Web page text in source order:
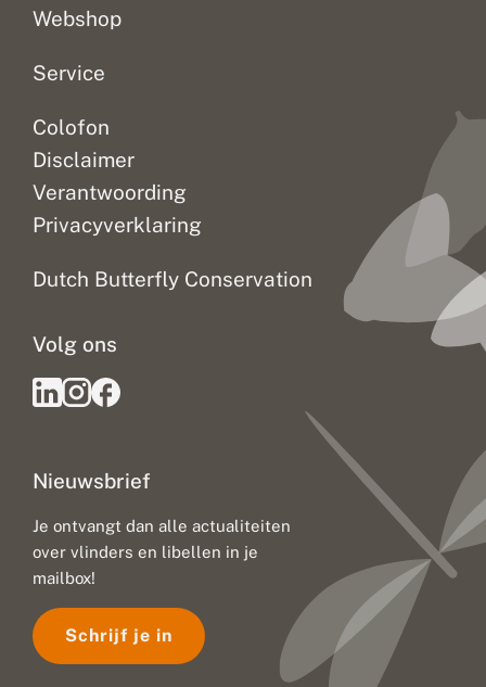
Webshop
Service
Colofon
Disclaimer
Verantwoording
Privacyverklaring
Dutch Butterfly Conservation
Nieuwsbrief
Je ontvangt dan alle actualiteiten
over vlinders en libellen in je
mailbox!
Schrijf je in
Volg ons